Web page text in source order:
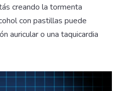
creando la tormenta
con pastillas puede
auricular o una taquicardia